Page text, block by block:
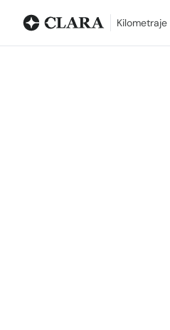
Kilometraje